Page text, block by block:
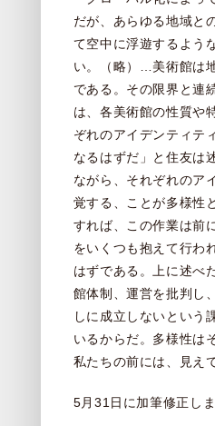
だが、あらゆる地域と
て空中に浮遊するよう
い。（略）…美術館は
である。その限界と連
は、各美術館の性質や
ぞれのアイデンティテ
なるはずだ」と住友は
ながら、それぞれのア
覚する、ことが多様性
すれば、この作業は前
をいくつも抱えて行わ
はずである。上に述べ
館体制、運営を批判し
しに成立しないという
いるからだ。多様性は
私たちの前には、見え
5月31日に加筆修正し